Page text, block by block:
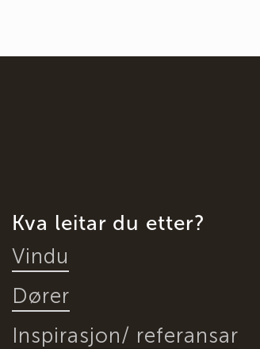
Kva leitar du etter?
Vindu
Dører
Inspirasjon/ referansar